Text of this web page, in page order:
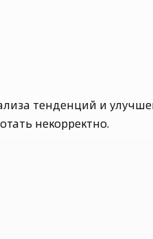
тенденций и
некорректно.